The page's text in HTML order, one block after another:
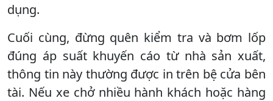
dụng.
Cuối cùng, đừng quên kiểm tra và bơm lốp
đúng áp suất khuyến cáo từ nhà sản xuất,
thông tin này thường được in trên bệ cửa bên
tài. Nếu xe chở nhiều hành khách hoặc hàng